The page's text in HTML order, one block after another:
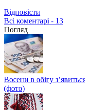
Відповіcти
Всі коментарі - 13
Погляд
Восени в обігу
(фото)